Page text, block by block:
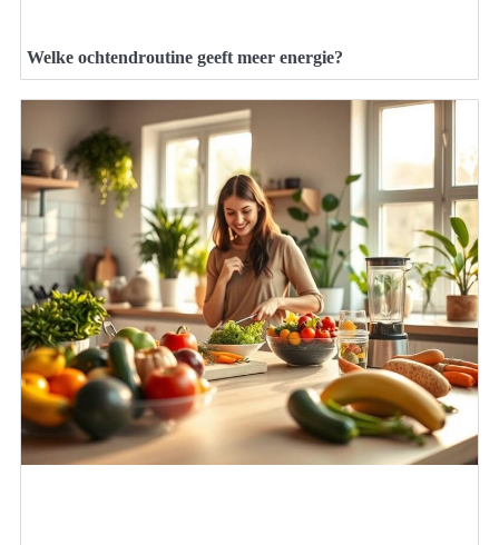
Welke ochtendroutine geeft meer energie?